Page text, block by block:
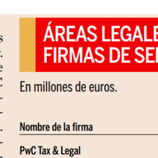
su
oficina
central
The
Grid,
en
Alemania